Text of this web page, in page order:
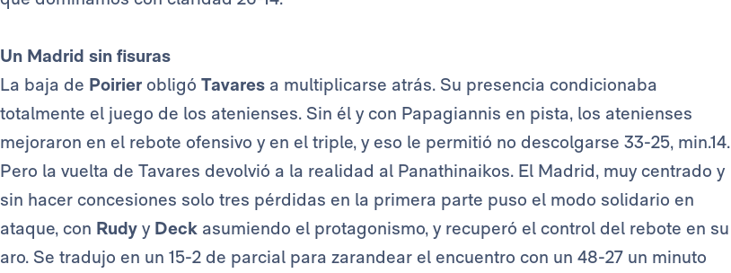
Un Madrid sin fisuras
La baja de Poirier obligó Tavares a multiplicarse atrás. Su presencia condicionaba
totalmente el juego de los atenienses. Sin él y con Papagiannis en pista, los atenienses
mejoraron en el rebote ofensivo y en el triple, y eso le permitió no descolgarse 33-25, min.14.
Pero la vuelta de Tavares devolvió a la realidad al Panathinaikos. El Madrid, muy centrado y
sin hacer concesiones solo tres pérdidas en la primera parte puso el modo solidario en
ataque, con Rudy y Deck asumiendo el protagonismo, y recuperó el control del rebote en su
aro. Se tradujo en un 15-2 de parcial para zarandear el encuentro con un 48-27 un minuto